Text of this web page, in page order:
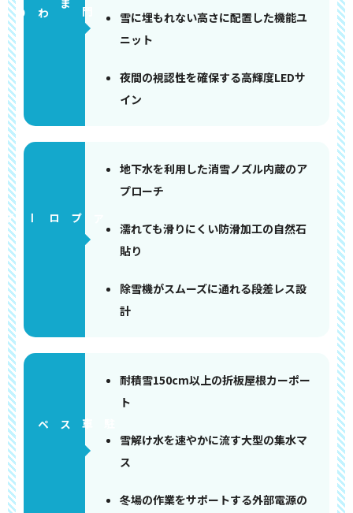
門まわり
雪に埋もれない高さに配置した機能ユ
ニット
夜間の視認性を確保する高輝度LEDサ
イン
アプローチ
地下水を利用した消雪ノズル内蔵のア
プローチ
濡れても滑りにくい防滑加工の自然石
貼り
除雪機がスムーズに通れる段差レス設
計
耐積雪150cm以上の折板屋根カーポー
ト
雪解け水を速やかに流す大型の集水マ
ス
冬場の作業をサポートする外部電源の